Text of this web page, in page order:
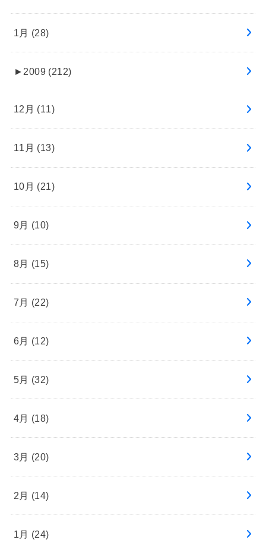
1月 (28)
► 2009 (212)
12月 (11)
11月 (13)
10月 (21)
9月 (10)
8月 (15)
7月 (22)
6月 (12)
5月 (32)
4月 (18)
3月 (20)
2月 (14)
1月 (24)